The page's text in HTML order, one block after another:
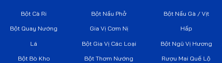
Bột Cà Ri Bột Nấu Phở Bột Nấu Gà / Vịt
Bột Quay Nướng Gia Vị Cơm Nị Hấp
Lá Bột Gia Vị Các Loại Bột Ngũ Vị Hương
Bột Bò Kho Bột Thơm Nướng Rượu Mai Quế Lộ